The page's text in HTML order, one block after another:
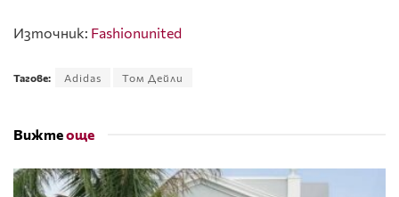
Източник: Fashionunited
Тагове: Adidas Том Дейли
Вижтеоще